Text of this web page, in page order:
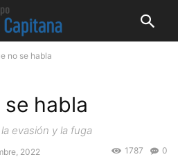
no se habla
habla
evasión y la fuga
2022 0
1787